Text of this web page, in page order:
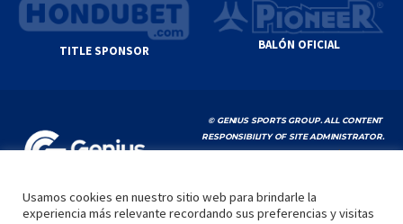
TITLE SPONSOR BALÓN OFICIAL
© GENIUS SPORTS GROUP. ALL CONTENT
RESPONSIBILITY OF SITE ADMINISTRATOR.
YOUTUBE TERMS OF SERVICE|GOOGLE
INICIO LA LIGA VIDEOS MEDIA CONTACTO
Usamos cookies en nuestro sitio web para brindarle la
experiencia más relevante recordando sus preferencias y visitas